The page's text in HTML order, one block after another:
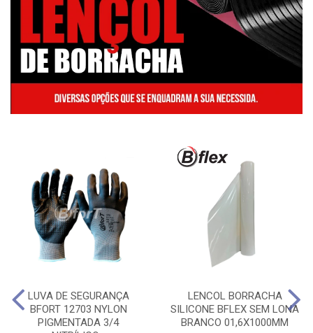
LUVA DE SEGURANÇA
BFORT 12703 NYLON
PIGMENTADA 3/4
LENCOL BORRACHA
SILICONE BFLEX SEM LONA
BRANCO 01,6X1000MM